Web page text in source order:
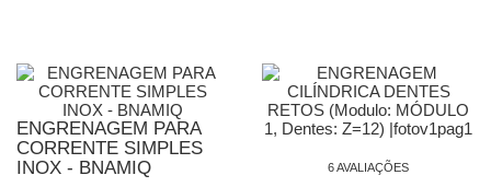
ENGRENAGEM PARA
CORRENTE SIMPLES
INOX - BNAMIQ
6 AVALIAÇÕES